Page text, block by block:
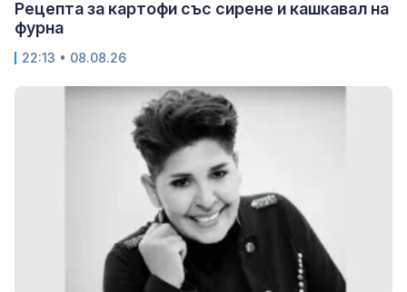
Рецепта за картофи със сирене и кашкавал на
фурна
22:13 • 08.08.26